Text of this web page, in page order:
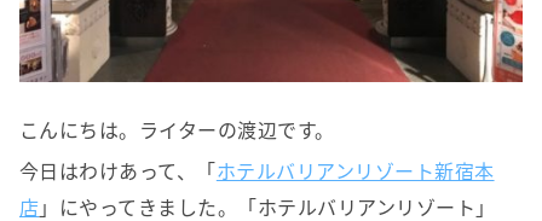
こんにちは。ライターの渡辺です。
今日はわけあって、「ホテルバリアンリゾート新宿本
店」にやってきました。「ホテルバリアンリゾート」